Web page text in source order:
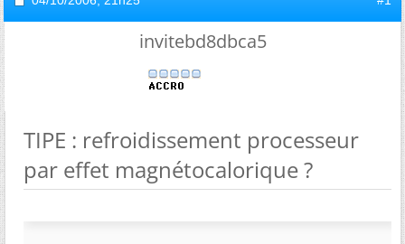
invitebd8dbca5
TIPE : refroidissement processeur
par effet magnétocalorique ?